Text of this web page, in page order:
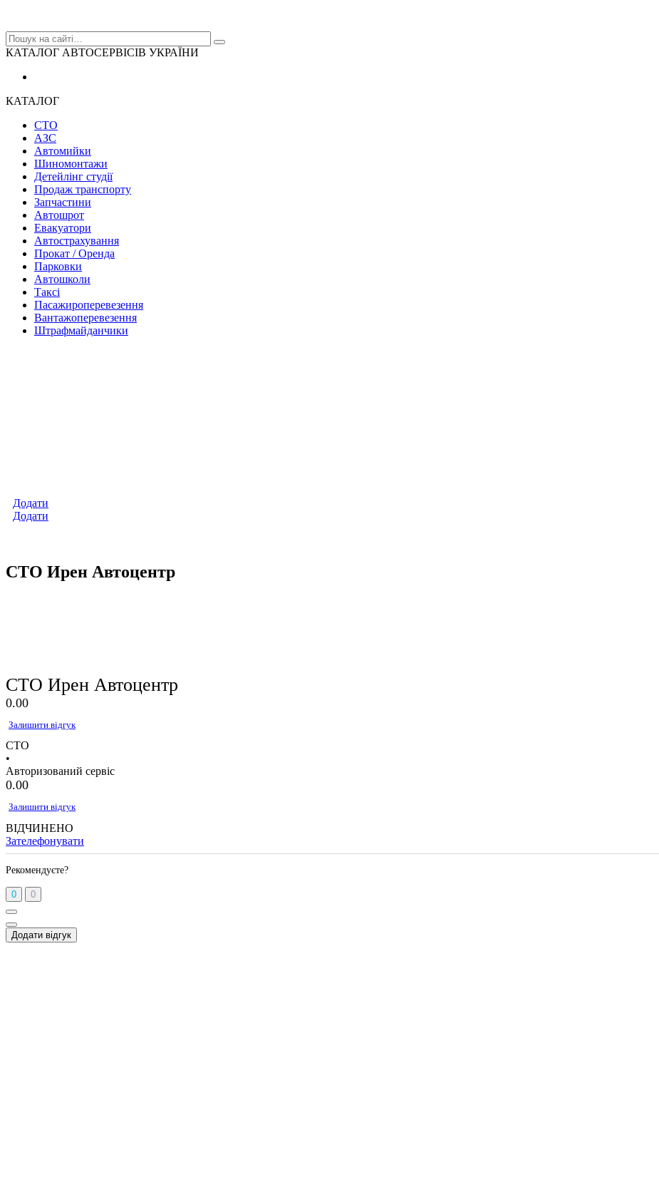
КАТАЛОГ АВТОСЕРВІСІВ УКРАЇНИ
КАТАЛОГ
СТО
АЗС
Автомийки
Шиномонтажи
Детейлінг студії
Продаж транспорту
Запчастини
Автошрот
Евакуатори
Автострахування
Прокат / Оренда
Парковки
Автошколи
Таксі
Пасажироперевезення
Вантажоперевезення
Штрафмайданчики
Додати
Додати
СТО Ирен Автоцентр
СТО Ирен Автоцентр
0.00
Залишити відгук
СТО
•
Авторизований сервіс
0.00
Залишити відгук
ВІДЧИНЕНО
Зателефонувати
Рекомендуєте?
0 0
Додати відгук